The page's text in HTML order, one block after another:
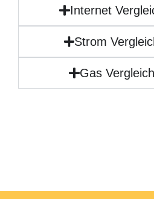
Internet
Strom
Gas